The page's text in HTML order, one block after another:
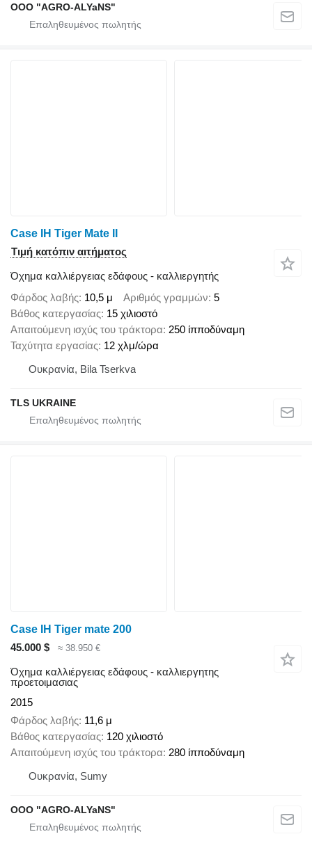
OOO "AGRO-ALYaNS"
Case IH Tiger Mate II
Τιμή κατόπιν αιτήματος
Όχημα καλλιέργειας εδάφους - καλλιεργητής
Φάρδος λαβής 10,5 μ Αριθμός γραμμών 5
Βάθος κατεργασίας 15 χιλιοστό
Απαιτούμενη ισχύς του τράκτορα 250 ίπποδύναμη
Ταχύτητα εργασίας 12 χλμ/ώρα
Ουκρανία, Bila Tserkva
TLS UKRAINE
Case IH Tiger mate 200
45.000 $
≈ 38.950 €
Όχημα καλλιέργειας εδάφους - καλλιεργητης
προετοιμασιας
2015
Φάρδος λαβής 11,6 μ
Βάθος κατεργασίας 120 χιλιοστό
Απαιτούμενη ισχύς του τράκτορα 280 ίπποδύναμη
Ουκρανία, Sumy
OOO "AGRO-ALYaNS"